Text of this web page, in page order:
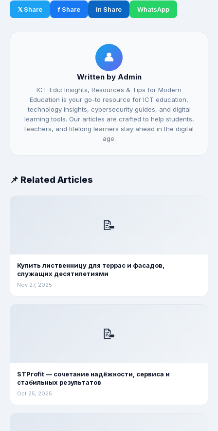
𝕏 Share f Share in Share WhatsApp
👤
Written by Admin
ICT-Edu: Insights, Resources & Tips for Modern
Education is your go-to resource for ICT education,
technology insights, cybersecurity guides, and digital
learning tools. Our articles are crafted to help students,
teachers, and lifelong learners stay ahead in the digital
age.
📌 Related Articles
📝
Купить лиственницу для террас и фасадов,
служащих десятилетиями
Nov 27, 2025
📝
STProfit — сочетание надёжности, сервиса и
стабильных результатов
Oct 25, 2025